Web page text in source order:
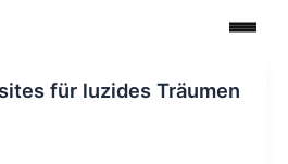
für luzides Träumen